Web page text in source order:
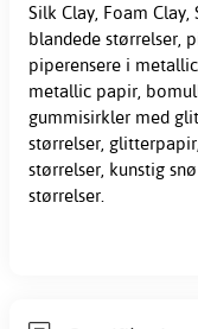
Silk Clay, Foam
blandede størrelser,
piperensere i
metallic papir,
gummisirkler med
størrelser,
størrelser, kunstig
størrelser.